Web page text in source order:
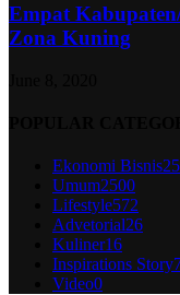
Empat
Zona Kuning
Ekonomi Bisnis
Umum2500
Lifestyle572
Advetorial26
Kuliner16
Inspirations Story
Video0